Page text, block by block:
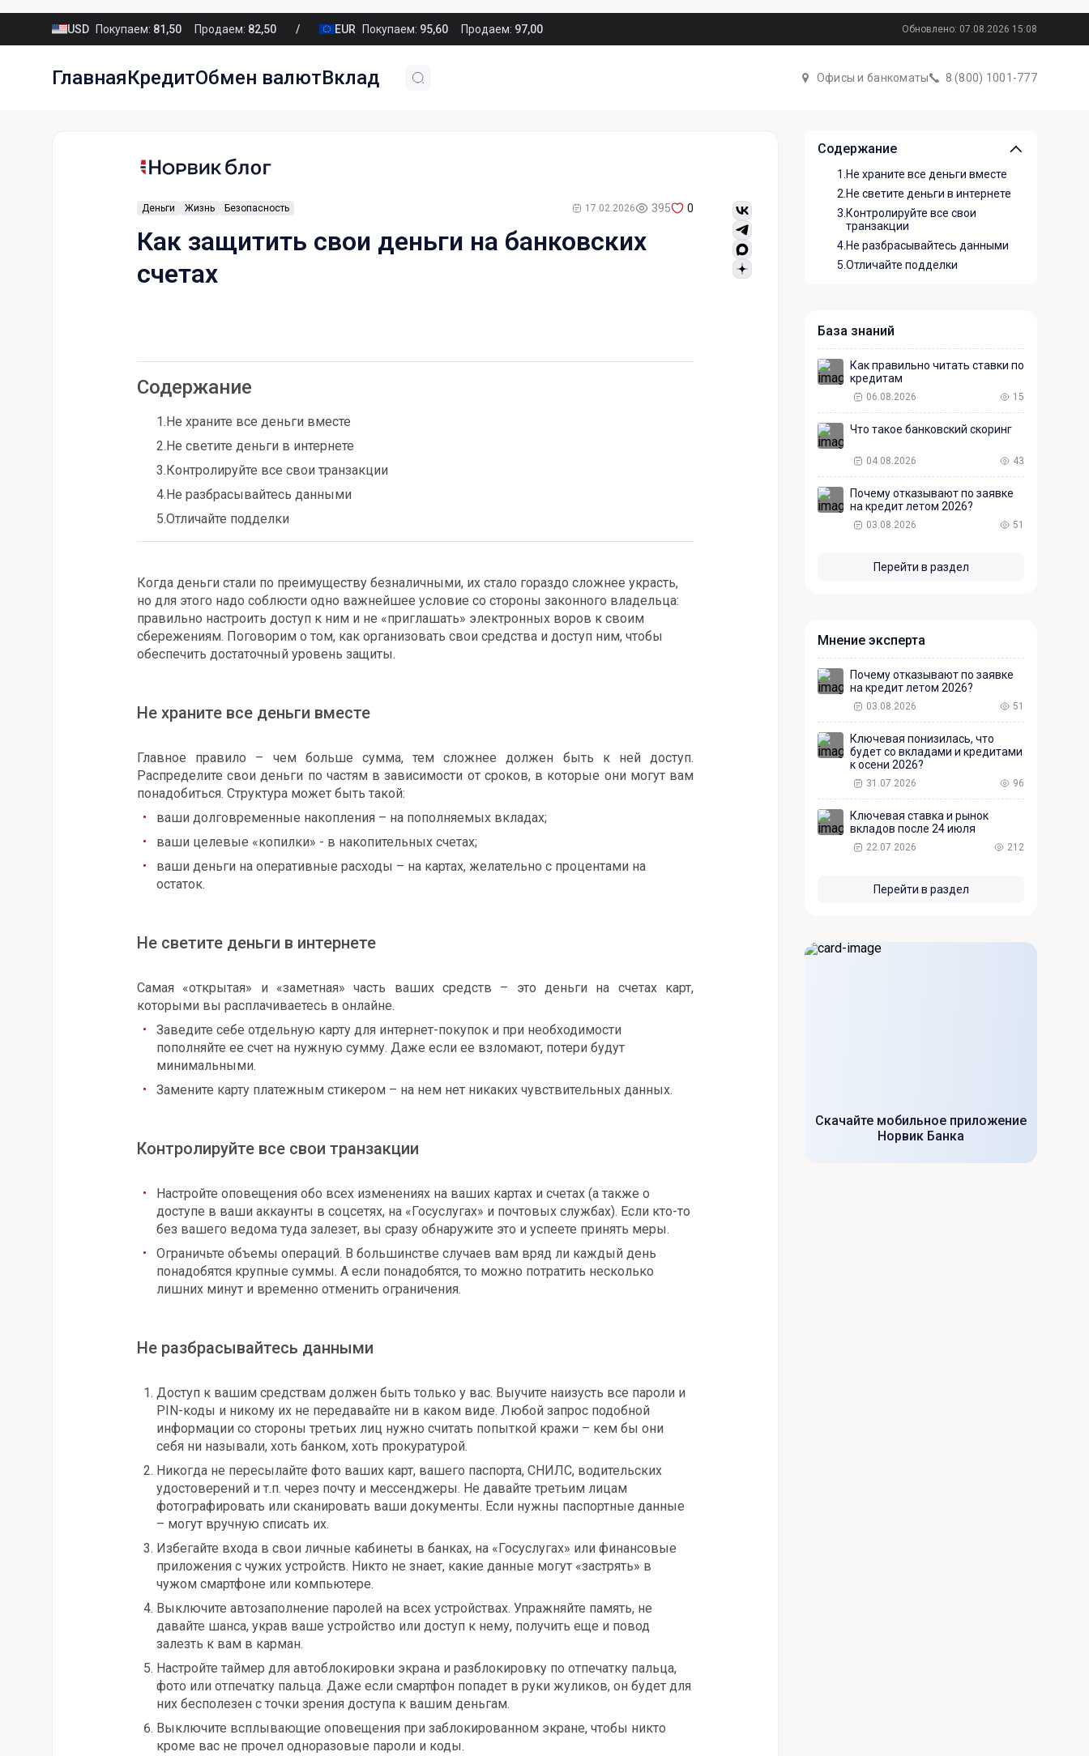
USD Покупаем: 81,50 Продаем: 82,50 EUR Покупаем: 95,60 Продаем: 97,00 Обновлено: 07.08.2026 15:08
ГлавнаяКредитОбмен валютВклад Офисы и банкоматы 8 (800) 1001-777
Деньги Жизнь Безопасность 17.02.2026 395 0
Как защитить свои деньги на банковских
счетах
Содержание
1.Не храните все деньги вместе
2.Не светите деньги в интернете
3.Контролируйте все свои транзакции
4.Не разбрасывайтесь данными
5.Отличайте подделки
Когда деньги стали по преимуществу безналичными, их стало гораздо сложнее украсть,
но для этого надо соблюсти одно важнейшее условие со стороны законного владельца:
правильно настроить доступ к ним и не «приглашать» электронных воров к своим
сбережениям. Поговорим о том, как организовать свои средства и доступ ним, чтобы
обеспечить достаточный уровень защиты.
Не храните все деньги вместе
Главное правило – чем больше сумма, тем сложнее должен быть к ней доступ.
Распределите свои деньги по частям в зависимости от сроков, в которые они могут вам
понадобиться. Структура может быть такой:
ваши долговременные накопления – на пополняемых вкладах;
ваши целевые «копилки» - в накопительных счетах;
ваши деньги на оперативные расходы – на картах, желательно с процентами на
остаток.
Не светите деньги в интернете
Самая «открытая» и «заметная» часть ваших средств – это деньги на счетах карт,
которыми вы расплачиваетесь в онлайне.
Заведите себе отдельную карту для интернет-покупок и при необходимости
пополняйте ее счет на нужную сумму. Даже если ее взломают, потери будут
минимальными.
Замените карту платежным стикером – на нем нет никаких чувствительных данных.
Контролируйте все свои транзакции
Настройте оповещения обо всех изменениях на ваших картах и счетах (а также о
доступе в ваши аккаунты в соцсетях, на «Госуслугах» и почтовых службах). Если кто-то
без вашего ведома туда залезет, вы сразу обнаружите это и успеете принять меры.
Ограничьте объемы операций. В большинстве случаев вам вряд ли каждый день
понадобятся крупные суммы. А если понадобятся, то можно потратить несколько
лишних минут и временно отменить ограничения.
Не разбрасывайтесь данными
Доступ к вашим средствам должен быть только у вас. Выучите наизусть все пароли и
PIN-коды и никому их не передавайте ни в каком виде. Любой запрос подобной
информации со стороны третьих лиц нужно считать попыткой кражи – кем бы они
себя ни называли, хоть банком, хоть прокуратурой.
Никогда не пересылайте фото ваших карт, вашего паспорта, СНИЛС, водительских
удостоверений и т.п. через почту и мессенджеры. Не давайте третьим лицам
фотографировать или сканировать ваши документы. Если нужны паспортные данные
– могут вручную списать их.
Избегайте входа в свои личные кабинеты в банках, на «Госуслугах» или финансовые
приложения с чужих устройств. Никто не знает, какие данные могут «застрять» в
чужом смартфоне или компьютере.
Выключите автозаполнение паролей на всех устройствах. Упражняйте память, не
давайте шанса, украв ваше устройство или доступ к нему, получить еще и повод
залезть к вам в карман.
Настройте таймер для автоблокировки экрана и разблокировку по отпечатку пальца,
фото или отпечатку пальца. Даже если смартфон попадет в руки жуликов, он будет для
них бесполезен с точки зрения доступа к вашим деньгам.
Выключите всплывающие оповещения при заблокированном экране, чтобы никто
кроме вас не прочел одноразовые пароли и коды.
Содержание
1. Не храните все деньги вместе
2. Не светите деньги в интернете
3. Контролируйте все свои
транзакции
4. Не разбрасывайтесь данными
5. Отличайте подделки
База знаний
Как правильно читать ставки по
кредитам
06.08.2026 15
Что такое банковский скоринг
04.08.2026 43
Почему отказывают по заявке
на кредит летом 2026?
03.08.2026 51
Перейти в раздел
Мнение эксперта
Почему отказывают по заявке
на кредит летом 2026?
03.08.2026 51
Ключевая понизилась, что
будет со вкладами и кредитами
к осени 2026?
31.07.2026 96
Ключевая ставка и рынок
вкладов после 24 июля
22.07.2026 212
Перейти в раздел
Скачайте мобильное приложение
Норвик Банка